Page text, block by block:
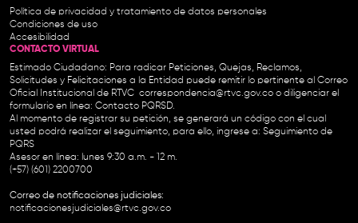
Política de privacidad y tratamiento de datos personales
Condiciones de uso
Accesibilidad
CONTACTO VIRTUAL
Estimado Ciudadano: Para radicar Peticiones, Quejas, Reclamos,
Solicitudes y Felicitaciones a la Entidad puede remitir lo pertinente al Correo
Oficial Institucional de RTVC correspondencia@rtvc.gov.co o diligenciar el
formulario en línea: Contacto PQRSD.
Al momento de registrar su petición, se generará un código con el cual
usted podrá realizar el seguimiento, para ello, ingrese a: Seguimiento de
PQRS
Asesor en línea: lunes 9:30 a.m. - 12 m.
(+57) (601) 2200700
Correo de notificaciones judiciales:
notificacionesjudiciales@rtvc.gov.co